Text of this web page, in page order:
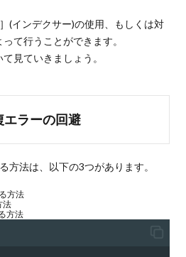
(インデクサー)の使用、もしくは対
て行うことができます。
見ていきましょう。
エラーの回避
方法は、以下の3つがあります。
方法
法
方法